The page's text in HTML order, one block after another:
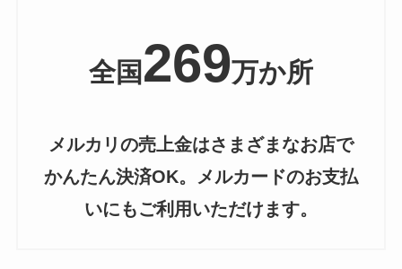
全国 269万か所
メルカリの売上金はさまざまなお店で
かんたん決済OK。メルカードのお支払
いにもご利用いただけます。